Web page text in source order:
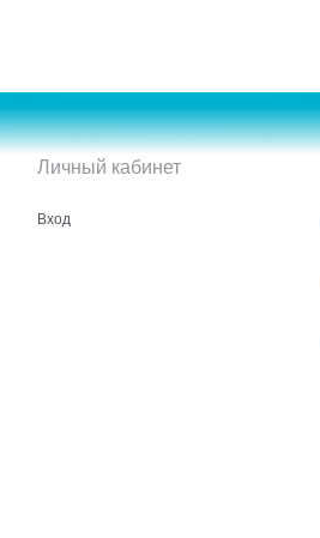
Личный кабинет
Вход